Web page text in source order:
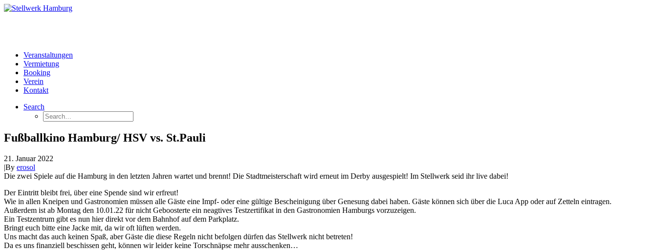
Veranstaltungen
Vermietung
Booking
Verein
Kontakt
Search
Fußballkino Hamburg/ HSV vs. St.Pauli
21. Januar 2022
|By erosol
Die zwei Spiele auf die Hamburg in den letzten Jahren wartet und brennt! Die Stadtmeisterschaft wird erneut im Derby ausgespielt! Im Stellwerk seid ihr live dabei!
Der Eintritt bleibt frei, über eine Spende sind wir erfreut!
Wie in allen Kneipen und Gastronomien müssen alle Gäste eine Impf- oder eine gültige Bescheinigung über Genesung dabei haben. Gäste können sich über die Luca App oder auf Zetteln eintragen.
Außerdem ist ab Montag den 10.01.22 für nicht Geboosterte ein neagtives Testzertifikat in den Gastronomien Hamburgs vorzuzeigen.
Ein Testzentrum gibt es nun hier direkt vor dem Bahnhof auf dem Parkplatz.
Bringt euch bitte eine Jacke mit, da wir oft lüften werden.
Uns macht das auch keinen Spaß, aber Gäste die diese Regeln nicht befolgen dürfen das Stellwerk nicht betreten!
Da es uns finanziell beschissen geht, können wir leider keine Torschnäpse mehr ausschenken…